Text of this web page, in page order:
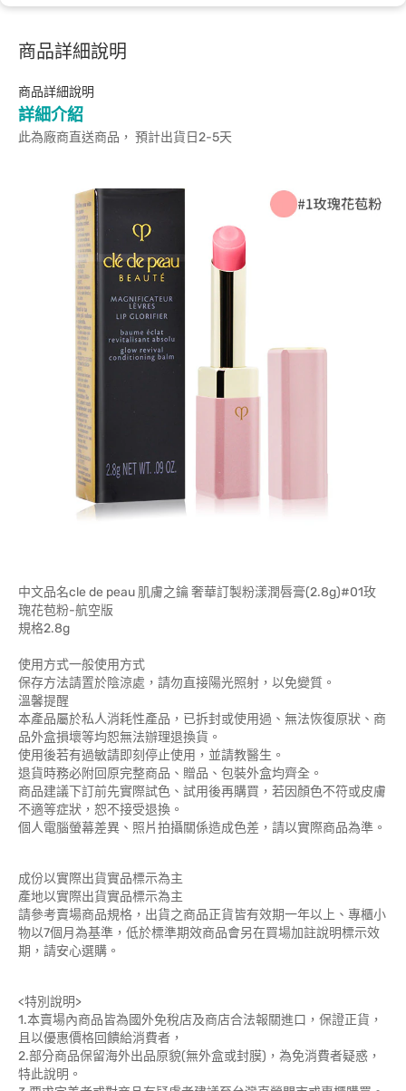
商品詳細說明
商品詳細說明
詳細介紹
此為廠商直送商品， 預計出貨日2-5天
中文品名cle de peau 肌膚之鑰 奢華訂製粉漾潤唇膏(2.8g)#01玫
瑰花苞粉-航空版
規格2.8g
使用方式一般使用方式
保存方法請置於陰涼處，請勿直接陽光照射，以免變質。
溫馨提醒
本產品屬於私人消耗性產品，已拆封或使用過、無法恢復原狀、商
品外盒損壞等均恕無法辦理退換貨。
使用後若有過敏請即刻停止使用，並請教醫生。
退貨時務必附回原完整商品、贈品、包裝外盒均齊全。
商品建議下訂前先實際試色、試用後再購買，若因顏色不符或皮膚
不適等症狀，恕不接受退換。
個人電腦螢幕差異、照片拍攝關係造成色差，請以實際商品為準。
成份以實際出貨實品標示為主
產地以實際出貨實品標示為主
請參考賣場商品規格，出貨之商品正貨皆有效期一年以上、專櫃小
物以7個月為基準，低於標準期效商品會另在買場加註說明標示效
期，請安心選購。
<特別說明>
1.本賣場內商品皆為國外免稅店及商店合法報關進口，保證正貨，
且以優惠價格回饋給消費者，
2.部分商品保留海外出品原貌(無外盒或封膜)，為免消費者疑惑，
特此說明。